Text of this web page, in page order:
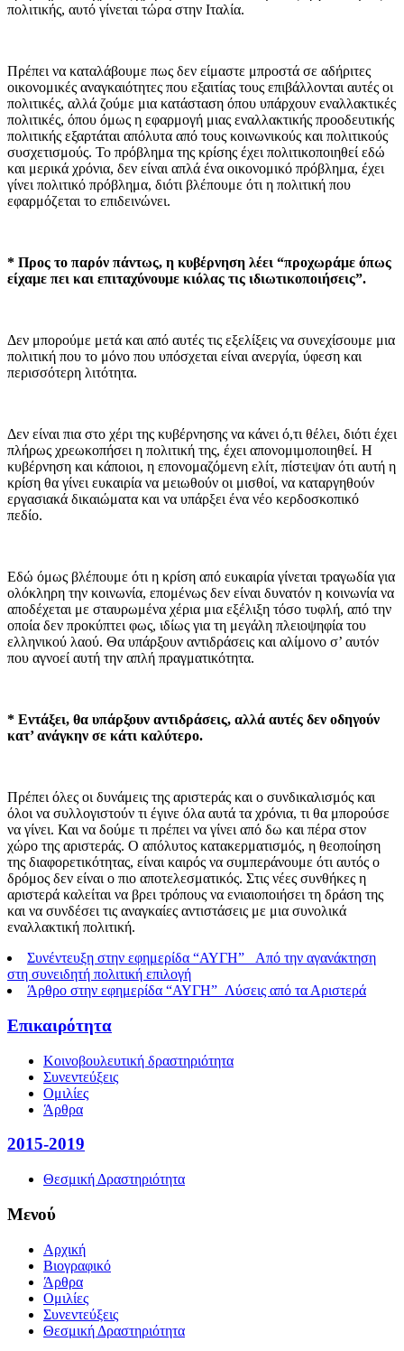
πολιτικής, αυτό γίνεται τώρα στην Ιταλία.
Πρέπει να καταλάβουμε πως δεν είμαστε μπροστά σε αδήριτες
οικονομικές αναγκαιότητες που εξαιτίας τους επιβάλλονται αυτές οι
πολιτικές, αλλά ζούμε μια κατάσταση όπου υπάρχουν εναλλακτικές
πολιτικές, όπου όμως η εφαρμογή μιας εναλλακτικής προοδευτικής
πολιτικής εξαρτάται απόλυτα από τους κοινωνικούς και πολιτικούς
συσχετισμούς. Το πρόβλημα της κρίσης έχει πολιτικοποιηθεί εδώ
και μερικά χρόνια, δεν είναι απλά ένα οικονομικό πρόβλημα, έχει
γίνει πολιτικό πρόβλημα, διότι βλέπουμε ότι η πολιτική που
εφαρμόζεται το επιδεινώνει.
* Προς το παρόν πάντως, η κυβέρνηση λέει “προχωράμε όπως
είχαμε πει και επιταχύνουμε κιόλας τις ιδιωτικοποιήσεις”.
Δεν μπορούμε μετά και από αυτές τις εξελίξεις να συνεχίσουμε μια
πολιτική που το μόνο που υπόσχεται είναι ανεργία, ύφεση και
περισσότερη λιτότητα.
Δεν είναι πια στο χέρι της κυβέρνησης να κάνει ό,τι θέλει, διότι έχει
πλήρως χρεωκοπήσει η πολιτική της, έχει απονομιμοποιηθεί. Η
κυβέρνηση και κάποιοι, η επονομαζόμενη ελίτ, πίστεψαν ότι αυτή η
κρίση θα γίνει ευκαιρία να μειωθούν οι μισθοί, να καταργηθούν
εργασιακά δικαιώματα και να υπάρξει ένα νέο κερδοσκοπικό
πεδίο.
Εδώ όμως βλέπουμε ότι η κρίση από ευκαιρία γίνεται τραγωδία για
ολόκληρη την κοινωνία, επομένως δεν είναι δυνατόν η κοινωνία να
αποδέχεται με σταυρωμένα χέρια μια εξέλιξη τόσο τυφλή, από την
οποία δεν προκύπτει φως, ιδίως για τη μεγάλη πλειοψηφία του
ελληνικού λαού. Θα υπάρξουν αντιδράσεις και αλίμονο σ’ αυτόν
που αγνοεί αυτή την απλή πραγματικότητα.
* Εντάξει, θα υπάρξουν αντιδράσεις, αλλά αυτές δεν οδηγούν
κατ’ ανάγκην σε κάτι καλύτερο.
Πρέπει όλες οι δυνάμεις της αριστεράς και ο συνδικαλισμός και
όλοι να συλλογιστούν τι έγινε όλα αυτά τα χρόνια, τι θα μπορούσε
να γίνει. Και να δούμε τι πρέπει να γίνει από δω και πέρα στον
χώρο της αριστεράς. Ο απόλυτος κατακερματισμός, η θεοποίηση
της διαφορετικότητας, είναι καιρός να συμπεράνουμε ότι αυτός ο
δρόμος δεν είναι ο πιο αποτελεσματικός. Στις νέες συνθήκες η
αριστερά καλείται να βρει τρόπους να ενιαιοποιήσει τη δράση της
και να συνδέσει τις αναγκαίες αντιστάσεις με μια συνολικά
εναλλακτική πολιτική.
Συνέντευξη στην εφημερίδα “ΑΥΓΗ” _Από την αγανάκτηση
στη συνειδητή πολιτική επιλογή
Άρθρο στην εφημερίδα “ΑΥΓΗ”_Λύσεις από τα Αριστερά
Επικαιρότητα
Κοινοβουλευτική δραστηριότητα
Συνεντεύξεις
Ομιλίες
Άρθρα
2015-2019
Θεσμική Δραστηριότητα
Μενού
Αρχική
Βιογραφικό
Άρθρα
Ομιλίες
Συνεντεύξεις
Θεσμική Δραστηριότητα